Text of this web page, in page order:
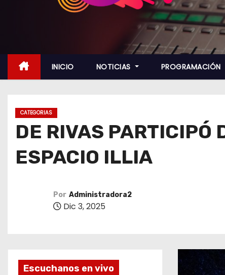
i
INICIO NOTICIAS PROGRAMACIÓN
CATEGORIAS
DE RIVAS PARTICIPÓ
ESPACIO ILLIA
Por Administradora2
Dic 3, 2025
Escuchanos en vivo